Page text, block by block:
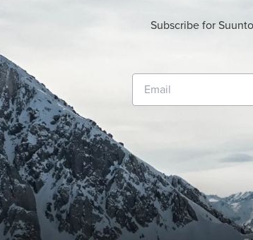
Subscribe for